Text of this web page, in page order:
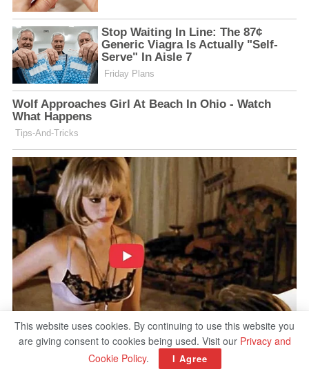
This website uses cookies. By continuing to use this website you
are giving consent to cookies being used. Visit our Privacy and
Cookie Policy. I Agree